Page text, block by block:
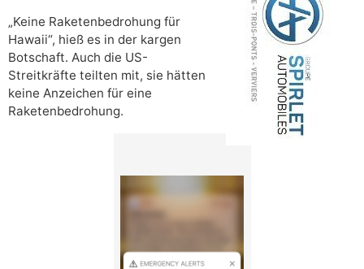
„Keine Raketenbedrohung für
Hawaii“, hieß es in der kargen
Botschaft. Auch die US-
Streitkräfte teilten mit, sie hätten
keine Anzeichen für eine
Raketenbedrohung.